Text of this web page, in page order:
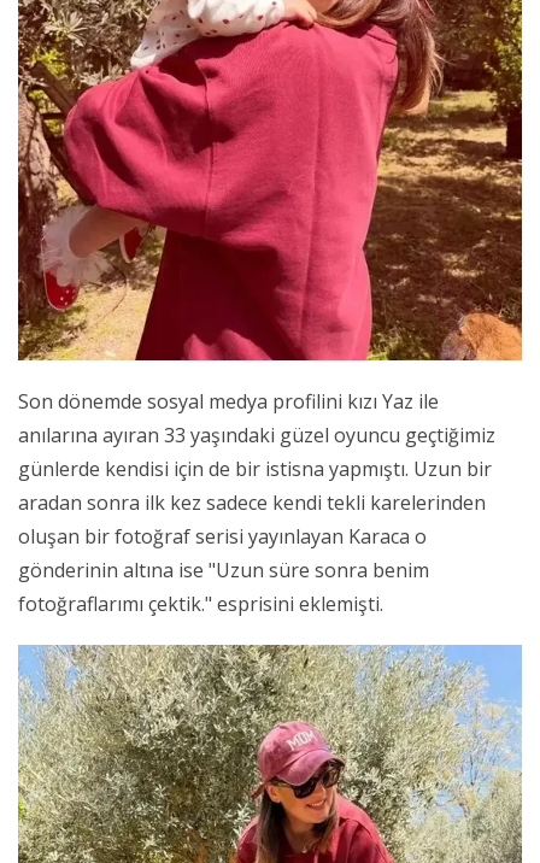
Son dönemde sosyal medya profilini kızı Yaz ile
anılarına ayıran 33 yaşındaki güzel oyuncu geçtiğimiz
günlerde kendisi için de bir istisna yapmıştı. Uzun bir
aradan sonra ilk kez sadece kendi tekli karelerinden
oluşan bir fotoğraf serisi yayınlayan Karaca o
gönderinin altına ise "Uzun süre sonra benim
fotoğraflarımı çektik." esprisini eklemişti.